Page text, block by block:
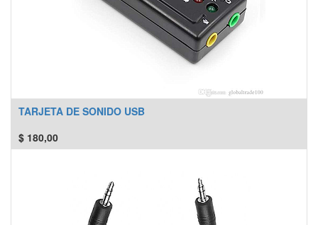
TARJETA DE SONIDO USB
$ 180,00